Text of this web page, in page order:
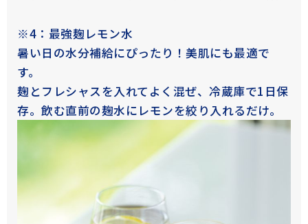
※4：最強麹レモン水
暑い日の水分補給にぴったり！美肌にも最適で
す。
麹とフレシャスを入れてよく混ぜ、冷蔵庫で1日保
存。飲む直前の麹水にレモンを絞り入れるだけ。